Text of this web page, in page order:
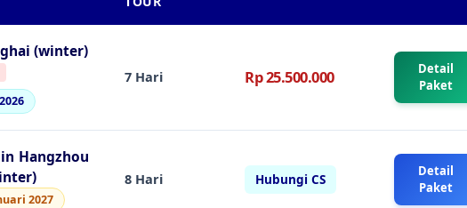
(winter)
7 Hari Rp 25.500.000
Detail
Paket
Hangzhou
2027
8 Hari Hubungi CS
Detail
Paket